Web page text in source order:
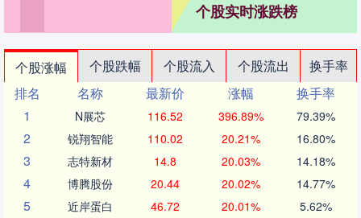
个股实时涨跌榜
个股涨幅 个股跌幅 个股流入 个股流出
换手率
排名
名称 最新价 涨幅
换手率
1
N展芯 116.52 396.89% 79.39%
2 锐翔智能 110.02 20.21% 16.80%
3 志特新材 14.8 20.03% 14.18%
4 博腾股份 20.44 20.02% 14.77%
5 近岸蛋白 46.72 20.01% 5.62%